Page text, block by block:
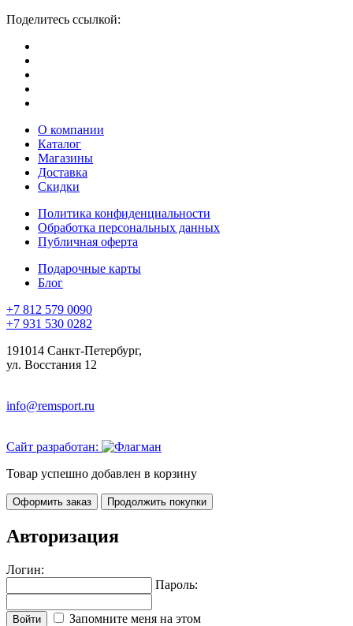
Поделитесь ссылкой:
О компании
Каталог
Магазины
Доставка
Скидки
Политика конфиденциальности
Обработка персональных данных
Публичная оферта
Подарочные карты
Блог
+7 812 579 0090
+7 931 530 0282
191014 Санкт-Петербург,
ул. Восстания 12
info@remsport.ru
Сайт разработан:
Товар успешно добавлен в корзину
Оформить заказ Продолжить покупки
Авторизация
Логин:
Пароль:
Войти
Запомните меня на этом